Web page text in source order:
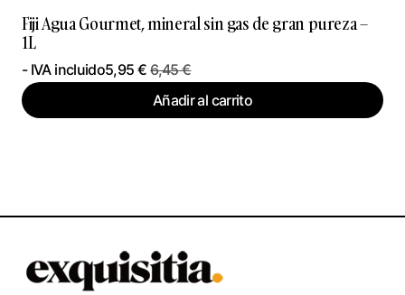
Fiji Agua Gourmet, mineral sin gas de gran pureza –
1L
6,45€
5,95 €
- IVA incluido
Añadir al carrito